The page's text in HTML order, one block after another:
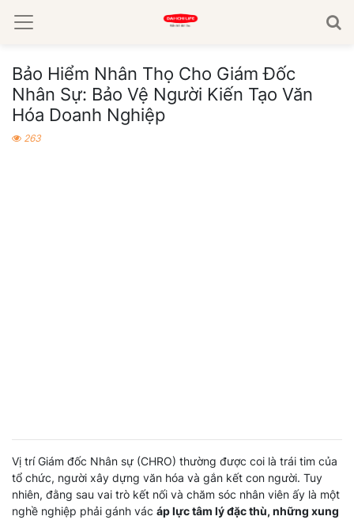
Bảo Hiểm Nhân Thọ Cho Giám Đốc
Nhân Sự: Bảo Vệ Người Kiến Tạo Văn
Hóa Doanh Nghiệp
263
Vị trí Giám đốc Nhân sự (CHRO) thường được coi là trái tim của
tổ chức, người xây dựng văn hóa và gắn kết con người. Tuy
nhiên, đằng sau vai trò kết nối và chăm sóc nhân viên ấy là một
nghề nghiệp phải gánh vác áp lực tâm lý đặc thù, những xung